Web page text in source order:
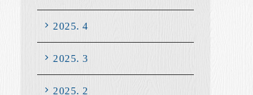
2025. 4
2025. 3
2025. 2